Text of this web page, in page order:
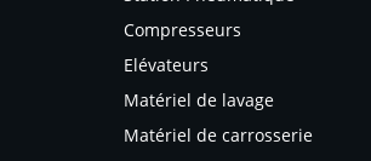
Compresseurs
Elévateurs
Matériel de lavage
Matériel de carrosserie